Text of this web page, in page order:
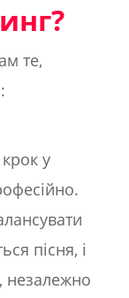
те,
у
пісня, і
незалежно